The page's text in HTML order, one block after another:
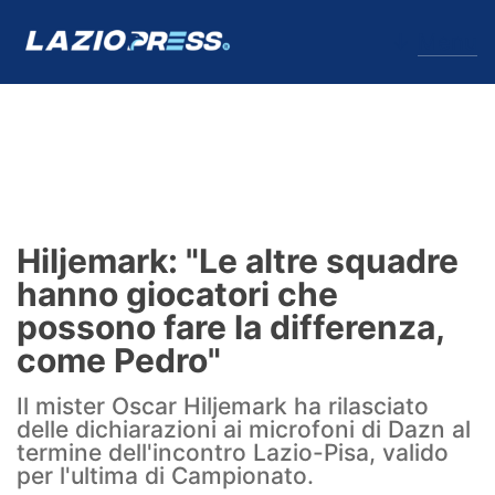
Formello
Infortuni
Primavera
Calciomercato
Lazio Women
Hiljemark: "Le altre squadre
hanno giocatori che
possono fare la differenza,
come Pedro"
Il mister Oscar Hiljemark ha rilasciato
delle dichiarazioni ai microfoni di Dazn al
termine dell'incontro Lazio-Pisa, valido
per l'ultima di Campionato.